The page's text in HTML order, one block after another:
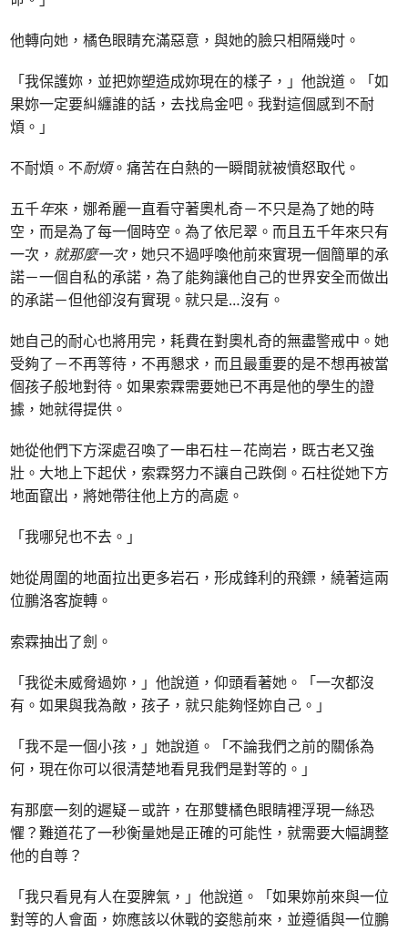
他轉向她，橘色眼睛充滿惡意，與她的臉只相隔幾吋。
「我保護妳，並把妳塑造成妳現在的樣子，」他說道。「如
果妳一定要糾纏誰的話，去找烏金吧。我對這個感到不耐
煩。」
不耐煩。不耐煩。痛苦在白熱的一瞬間就被憤怒取代。
五千年來，娜希麗一直看守著奧札奇－不只是為了她的時
空，而是為了每一個時空。為了依尼翠。而且五千年來只有
一次， 就那麼一次，她只不過呼喚他前來實現一個簡單的承
諾－一個自私的承諾，為了能夠讓他自己的世界安全而做出
的承諾－但他卻沒有實現。就只是…沒有。
她自己的耐心也將用完，耗費在對奧札奇的無盡警戒中。她
受夠了－不再等待，不再懇求，而且最重要的是不想再被當
個孩子般地對待。如果索霖需要她已不再是他的學生的證
據，她就得提供。
她從他們下方深處召喚了一串石柱－花崗岩，既古老又強
壯。大地上下起伏，索霖努力不讓自己跌倒。石柱從她下方
地面竄出，將她帶往他上方的高處。
「我哪兒也不去。」
她從周圍的地面拉出更多岩石，形成鋒利的飛鏢，繞著這兩
位鵬洛客旋轉。
索霖抽出了劍。
「我從未威脅過妳，」他說道，仰頭看著她。「一次都沒
有。如果與我為敵，孩子，就只能夠怪妳自己。」
「我不是一個小孩，」她說道。「不論我們之前的關係為
何，現在你可以很清楚地看見我們是對等的。」
有那麼一刻的遲疑－或許，在那雙橘色眼睛裡浮現一絲恐
懼？難道花了一秒衡量她是正確的可能性，就需要大幅調整
他的自尊？
「我只看見有人在耍脾氣，」他說道。「如果妳前來與一位
對等的人會面，妳應該以休戰的姿態前來，並遵循與一位鵬